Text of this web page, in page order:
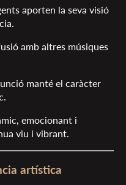
aporten la seva visió
amb altres músiques
manté el caràcter
emocionant i
viu i vibrant.
artística